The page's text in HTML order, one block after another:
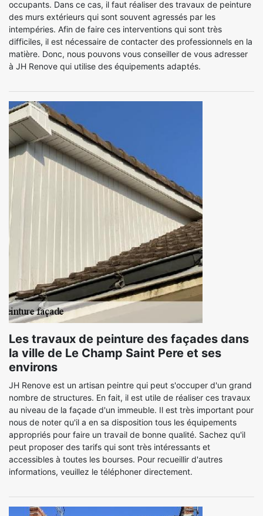
occupants. Dans ce cas, il faut réaliser des travaux de peinture
des murs extérieurs qui sont souvent agressés par les
intempéries. Afin de faire ces interventions qui sont très
difficiles, il est nécessaire de contacter des professionnels en la
matière. Donc, nous pouvons vous conseiller de vous adresser
à JH Renove qui utilise des équipements adaptés.
Les travaux de peinture des façades dans
la ville de Le Champ Saint Pere et ses
environs
JH Renove est un artisan peintre qui peut s'occuper d'un grand
nombre de structures. En fait, il est utile de réaliser ces travaux
au niveau de la façade d'un immeuble. Il est très important pour
nous de noter qu'il a en sa disposition tous les équipements
appropriés pour faire un travail de bonne qualité. Sachez qu'il
peut proposer des tarifs qui sont très intéressants et
accessibles à toutes les bourses. Pour recueillir d'autres
informations, veuillez le téléphoner directement.